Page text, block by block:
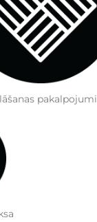
pakalpojumi